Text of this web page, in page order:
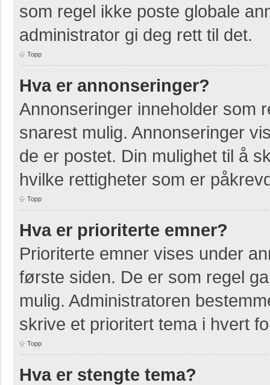
som regel ikke poste globale
administrator gi deg rett til det.
Topp
Hva er annonseringer?
Annonseringer inneholder som
snarest mulig. Annonseringer
de er postet. Din mulighet til å
hvilke rettigheter som er
Topp
Hva er prioriterte emner?
Prioriterte emner vises under
første siden. De er som regel
mulig. Administratoren
skrive et prioritert tema i hvert
Topp
Hva er stengte tema?